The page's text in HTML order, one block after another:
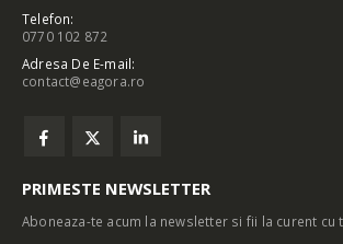
Telefon:
0770 102 872
Adresa De E-mail:
contact@eagora.ro
PRIMESTE NEWSLETTER
Aboneaza-te acum la newsletter si fii la curent cu